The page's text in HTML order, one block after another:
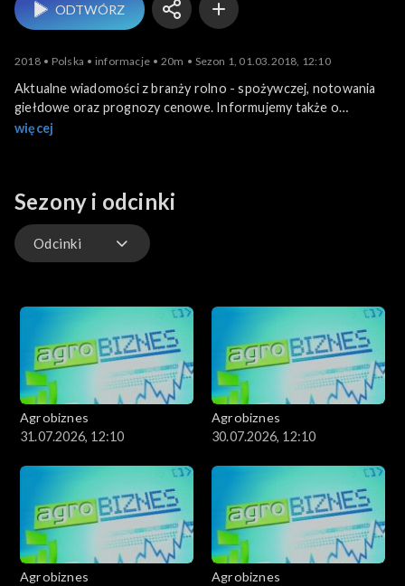
ODTWÓRZ
2018 Polska informacje 20m Sezon 1, 01.03.2018, 12:10
Aktualne wiadomości z branży rolno - spożywczej, notowania
giełdowe oraz prognozy cenowe. Informujemy także o
krajowych i zagranicznych wydarzeniach związanych z
więcej
Sezony i odcinki
Odcinki
Agrobiznes
31.07.2026, 12:10
Agrobiznes
30.07.2026, 12:10
Agrobiznes
Agrobiznes